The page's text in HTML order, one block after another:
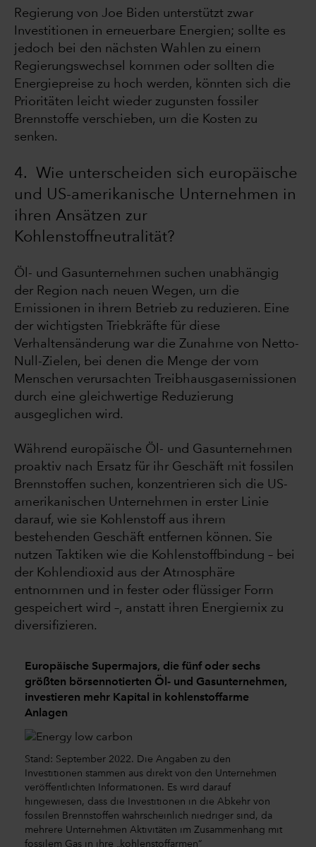
Regierung von Joe Biden unterstützt zwar
Investitionen in erneuerbare Energien; sollte es
jedoch bei den nächsten Wahlen zu einem
Regierungswechsel kommen oder sollten die
Energiepreise zu hoch werden, könnten sich die
Prioritäten leicht wieder zugunsten fossiler
Brennstoffe verschieben, um die Kosten zu
senken.
4. Wie unterscheiden sich europäische
und US-amerikanische Unternehmen in
ihren Ansätzen zur
Kohlenstoffneutralität?
Öl- und Gasunternehmen suchen unabhängig
der Region nach neuen Wegen, um die
Emissionen in ihrem Betrieb zu reduzieren. Eine
der wichtigsten Triebkräfte für diese
Verhaltensänderung war die Zunahme von Netto-
Null-Zielen, bei denen die Menge der vom
Menschen verursachten Treibhausgasemissionen
durch eine gleichwertige Reduzierung
ausgeglichen wird.
Während europäische Öl- und Gasunternehmen
proaktiv nach Ersatz für ihr Geschäft mit fossilen
Brennstoffen suchen, konzentrieren sich die US-
amerikanischen Unternehmen in erster Linie
darauf, wie sie Kohlenstoff aus ihrem
bestehenden Geschäft entfernen können. Sie
nutzen Taktiken wie die Kohlenstoffbindung – bei
der Kohlendioxid aus der Atmosphäre
entnommen und in fester oder flüssiger Form
gespeichert wird –, anstatt ihren Energiemix zu
diversifizieren.
Europäische Supermajors, die fünf oder sechs
größten börsennotierten Öl- und Gasunternehmen,
investieren mehr Kapital in kohlenstoffarme
Anlagen
Stand: September 2022. Die Angaben zu den
Investitionen stammen aus direkt von den Unternehmen
veröffentlichten Informationen. Es wird darauf
hingewiesen, dass die Investitionen in die Abkehr von
fossilen Brennstoffen wahrscheinlich niedriger sind, da
mehrere Unternehmen Aktivitäten im Zusammenhang mit
fossilem Gas in ihre „kohlenstoffarmen“